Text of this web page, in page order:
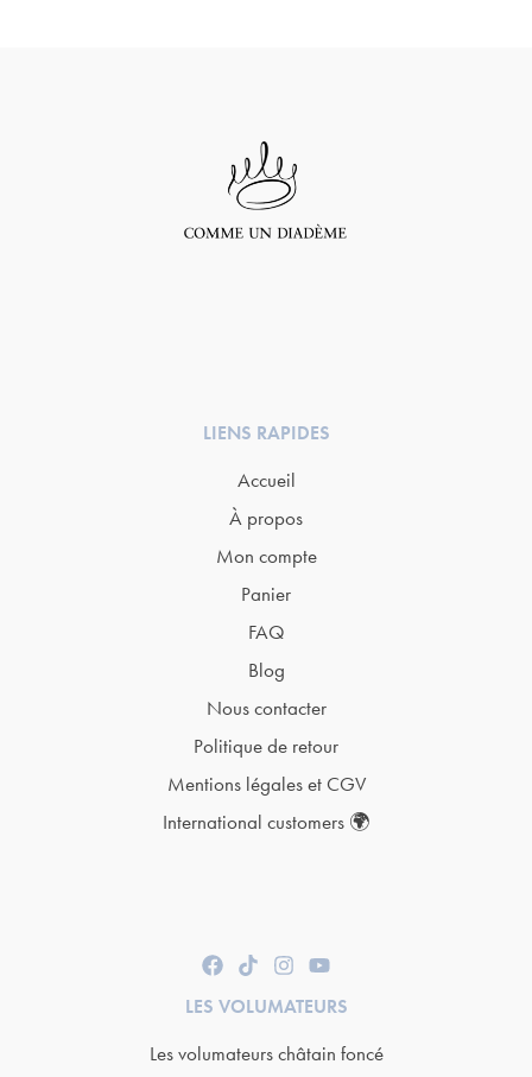
LIENS RAPIDES
Accueil
À propos
Mon compte
Panier
FAQ
Blog
Nous contacter
Politique de retour
Mentions légales et CGV
International customers 🌍
LES VOLUMATEURS
Les volumateurs châtain foncé